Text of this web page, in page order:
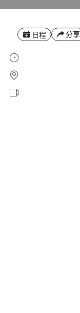
日程 分享